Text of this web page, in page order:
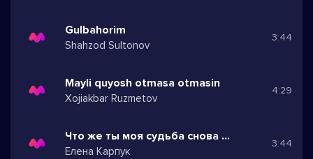
Gulbahorim
Shahzod Sultonov
3:44
Mayli quyosh otmasa otmasin
Xojiakbar Ruzmetov
4:29
Что же ты моя судьба снова затеваешь
Елена Карпук
3:44